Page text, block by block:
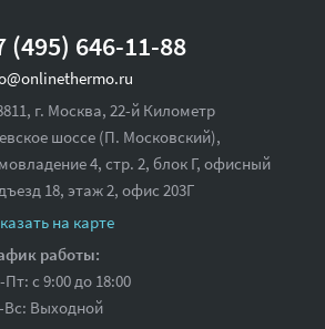
(495) 646-11-88
г. Москва, 22-й Километр
шоссе (П. Московский),
4, стр. 2, блок Г, офисный
18,этаж 2, офис 203Г
на карте
работы:
с 9:00 до 18:00
Вс: Выходной